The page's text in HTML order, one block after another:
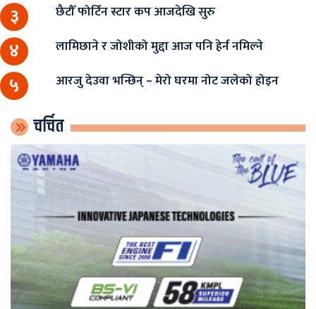
३ छैटौँ फोर्टिन स्टार कप आजदेखि सुरु
४ लामिछाने र जोशीको मुद्दा आज पनि हेर्न नमिल्ने
५ आरजु देउवा भन्छिन् – मेरो घरमा नोट जलेको होइन
चर्चित